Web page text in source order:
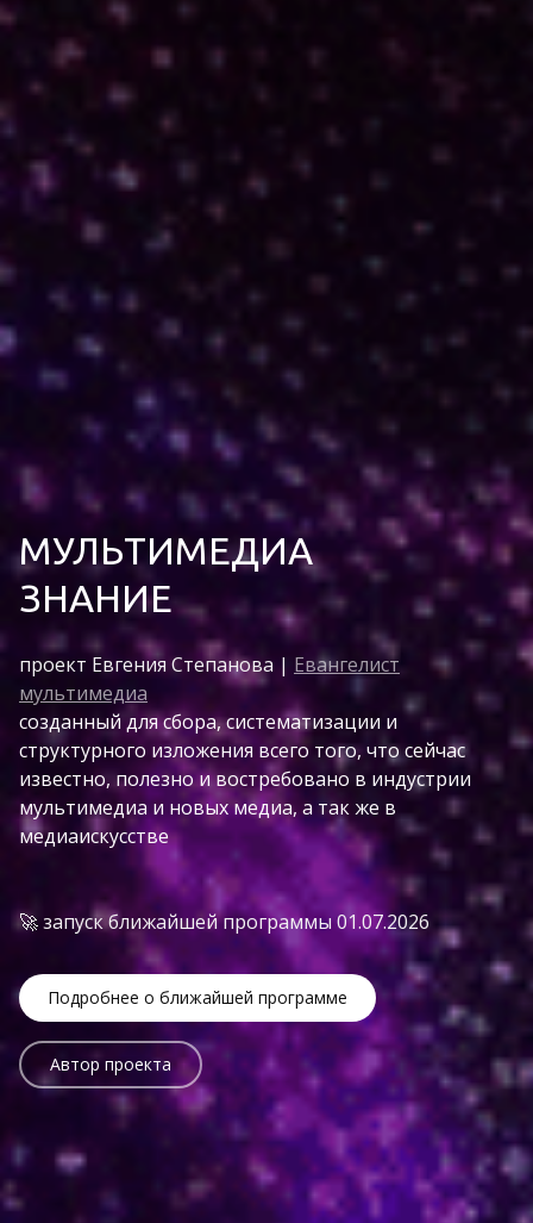
МУЛЬТИМЕДИА
ЗНАНИЕ
проект Евгения Степанова | Евангелист
мультимедиа
созданный для сбора, систематизации и
структурного изложения всего того, что сейчас
известно, полезно и востребовано в индустрии
мультимедиа и новых медиа, а так же в
медиаискусстве
🚀 запуск ближайшей программы 01.07.2026
Подробнее о ближайшей программе
Автор проекта